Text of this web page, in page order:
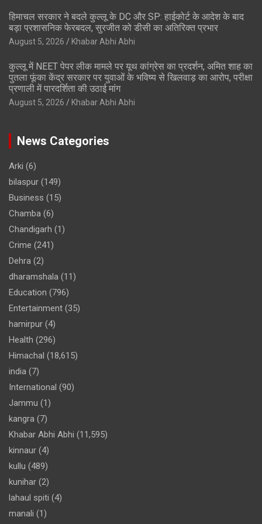
हिमाचल सरकार ने बदले कुल्लू के DC और SP: हाईकोर्ट के आदेश के बाद
बड़ा प्रशासनिक फेरबदल, सुरजीत को डीसी का अतिरिक्त प्रभार
August 5, 2026 Khabar Abhi Abhi
कुल्लू में NEET पेपर लीक मामले पर यूथ कांग्रेस का प्रदर्शन, अमित शाह का
पुतला फूंका केंद्र सरकार पर युवाओं के भविष्य से खिलवाड़ का आरोप, परीक्षा
प्रणाली में पारदर्शिता की उठाई मांग
August 5, 2026 Khabar Abhi Abhi
News Categories
Arki (6)
bilaspur (149)
Business (15)
Chamba (6)
Chandigarh (1)
Crime (241)
Dehra (2)
dharamshala (11)
Education (796)
Entertainment (35)
hamirpur (4)
Health (296)
Himachal (18,615)
india (7)
International (90)
Jammu (1)
kangra (7)
Khabar Abhi Abhi (11,595)
kinnaur (4)
kullu (489)
kunihar (2)
lahaul spiti (4)
manali (1)